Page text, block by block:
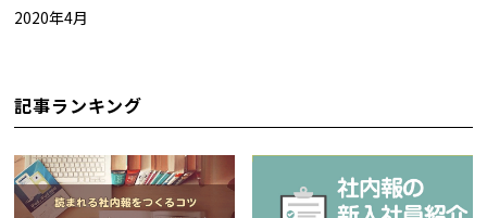
2020年4月
記事ランキング